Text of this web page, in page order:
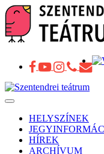
Toggle
navigationHELYSZÍNEK
HÍREK
ARCHÍVUM